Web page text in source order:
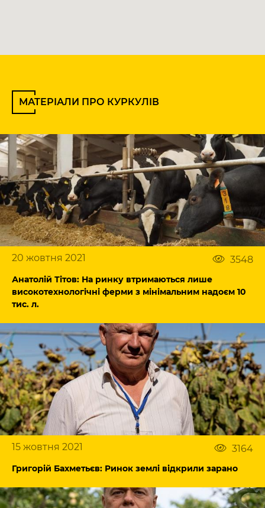
МАТЕРІАЛИ ПРО КУРКУЛІВ
20 жовтня 2021 3548
Анатолій Тітов: На ринку втримаються лише
високотехнологічні ферми з мінімальним надоєм 10
тис. л.
15 жовтня 2021 3164
Григорій Бахметьєв: Ринок землі відкрили зарано